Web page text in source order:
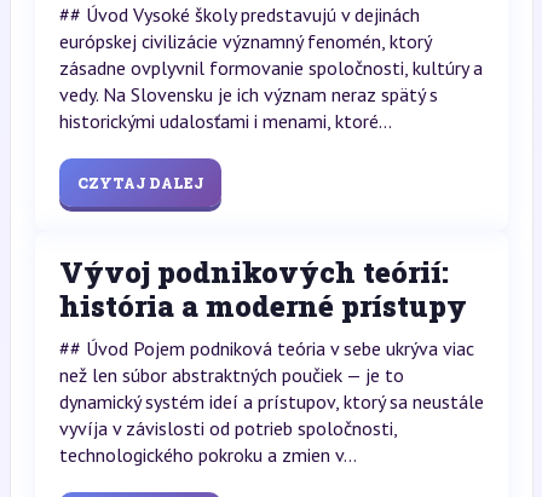
## Úvod Vysoké školy predstavujú v dejinách
európskej civilizácie významný fenomén, ktorý
zásadne ovplyvnil formovanie spoločnosti, kultúry a
vedy. Na Slovensku je ich význam neraz spätý s
historickými udalosťami i menami, ktoré...
CZYTAJ DALEJ
Vývoj podnikových teórií:
história a moderné prístupy
## Úvod Pojem podniková teória v sebe ukrýva viac
než len súbor abstraktných poučiek — je to
dynamický systém ideí a prístupov, ktorý sa neustále
vyvíja v závislosti od potrieb spoločnosti,
technologického pokroku a zmien v...